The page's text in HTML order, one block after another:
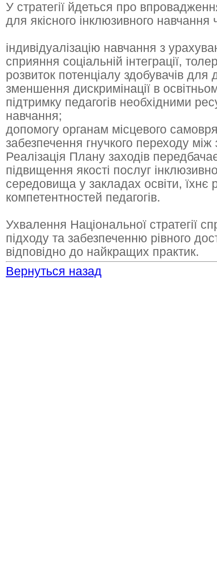
У стратегії йдеться про
для якісного інклюзивного навчання
індивідуалізацію навчання з
сприяння соціальній інтеграції,
розвиток потенціалу здобувачів
зменшення дискримінації в
підтримку педагогів необхідними
навчання;
допомогу органам місцевого
забезпечення гнучкого переходу між
Реалізація Плану заходів
підвищення якості послуг
середовища у закладах освіти,
компетентностей педагогів.
Ухвалення Національної стратегії
підходу та забезпеченню рівного
відповідно до найкращих практик.
Вернуться назад